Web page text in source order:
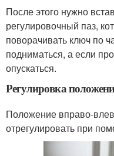
После этого нужно
регулировочный паз,
поворачивать ключ по
подниматься, а если
опускаться.
Регулировка
Положение вправо-
отрегулировать при